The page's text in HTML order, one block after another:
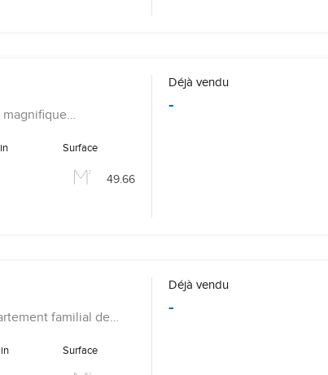
magnifique…
Surface
49.66
Déjà vendu
-
familial de…
Surface
Déjà vendu
-